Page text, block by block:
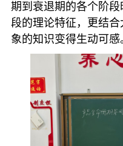
期到衰退期的各个阶
段的理论特征，更结
象的知识变得生动可感